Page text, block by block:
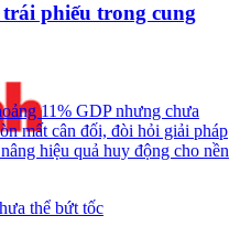
phiếu trong cung
11% GDP nhưng chưa
mất cân đối, đòi hỏi giải pháp
hiệu quả huy động cho nền